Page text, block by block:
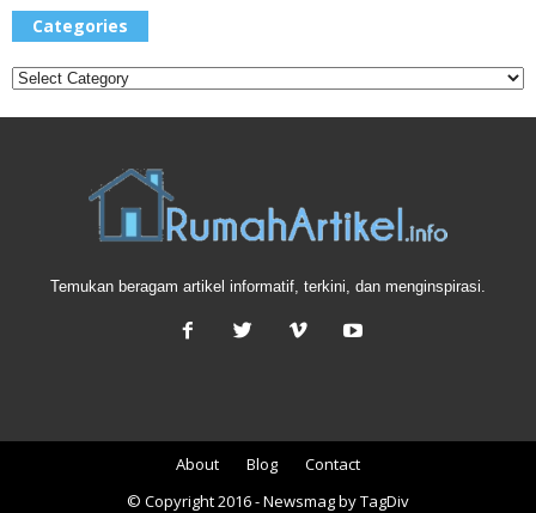
Categories
Temukan beragam artikel informatif, terkini, dan menginspirasi.
About Blog
Contact
© Copyright 2016 - Newsmag by TagDiv